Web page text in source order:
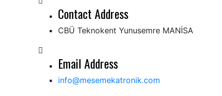
Contact Address
CBÜ Teknokent Yunusemre MANİSA
Email Address
info@mesemekatronik.com